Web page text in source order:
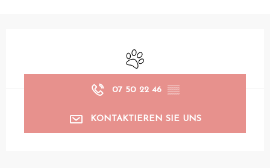
Tiere erlaubt
07 50 22 46 ▒▒
KONTAKTIEREN SIE UNS